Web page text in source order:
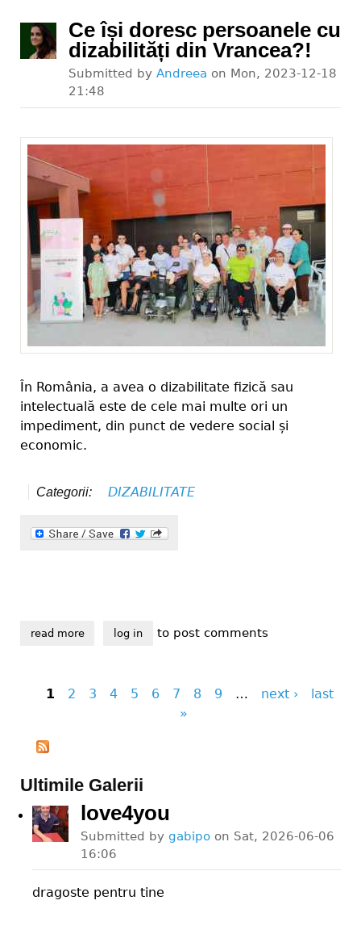
Ce își doresc persoanele cu
dizabilități din Vrancea?!
Submitted by Andreea on Mon, 2023-12-18
21:48
În România, a avea o dizabilitate fizică sau
intelectuală este de cele mai multe ori un
impediment, din punct de vedere social și
economic.
Categorii: DIZABILITATE
read moreabout ce își doresc persoanele cu dizabilități din
log in to post comments
1 2 3 4 5 6 7 8 9 … next ›
last
»
Ultimile Galerii
love4you
Submitted by gabipo on Sat, 2026-06-06
16:06
dragoste pentru tine